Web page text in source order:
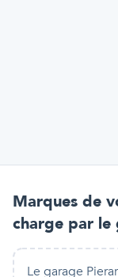
Marques de
charge par le
Le garage